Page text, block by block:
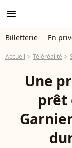
menu
Billetterie En
Accueil Téléréalité
Une
prêt